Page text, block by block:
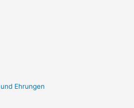
Ehrungen